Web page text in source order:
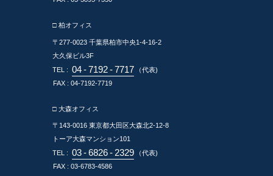
□ 柏オフィス
〒277-0023 千葉県柏市中央1-4-16-2
大久保ビル3F
TEL : 04 - 7192 - 7717
（代表)
FAX : 04-7192-7719
□ 大森オフィス
〒143-0016 東京都大田区大森北2-12-8
トーア大森マンション101
TEL : 03 - 6826 - 2329
（代表)
FAX : 03-6783-4586